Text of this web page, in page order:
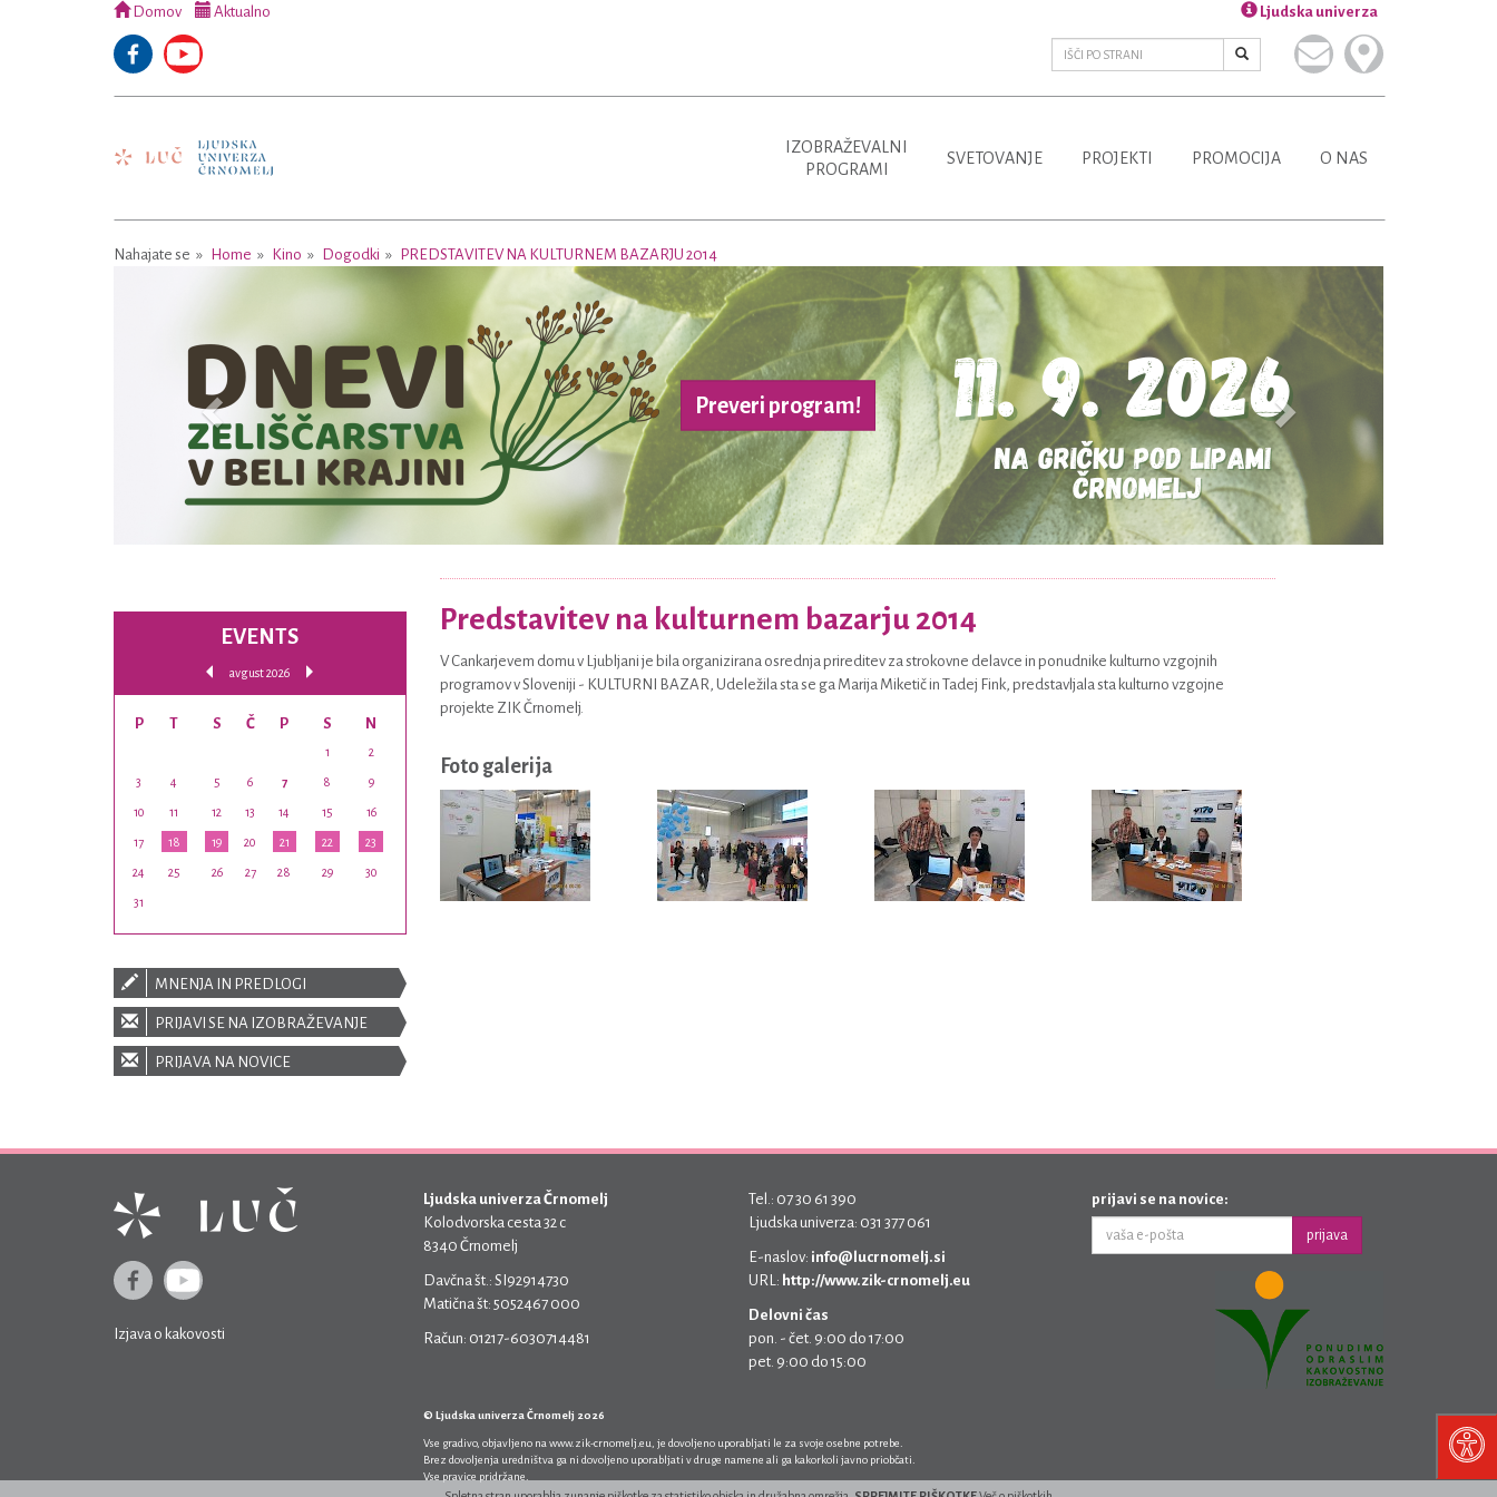
Domov Aktualno Ljudska univerza
IZOBRAŽEVALNI
PROGRAMI
SVETOVANJE PROJEKTI PROMOCIJA O NAS
Nahajate se Home Kino Dogodki PREDSTAVITEV NA KULTURNEM BAZARJU 2014
Preveri program!
Predstavitev na kulturnem bazarju 2014
V Cankarjevem domu v Ljubljani je bila organizirana osrednja prireditev za strokovne delavce in ponudnike kulturno vzgojnih
programov v Sloveniji - KULTURNI BAZAR, Udeležila sta se ga Marija Miketič in Tadej Fink, predstavljala sta kulturno vzgojne
projekte ZIK Črnomelj.
Foto galerija
EVENTS
avgust 2026
P T S Č P S N
1 2
3 4 5 6 7 8 9
10 11 12 13 14 15 16
17 18 19 20 21 22 23
24 25 26 27 28 29 30
31
MNENJA IN PREDLOGI
PRIJAVI SE NA IZOBRAŽEVANJE
PRIJAVA NA NOVICE
Izjava o kakovosti
Ljudska univerza Črnomelj
Kolodvorska cesta 32 c
8340 Črnomelj
Davčna št.: SI92914730
Matična št: 5052467 000
Račun: 01217-6030714481
Tel.: 07 30 61 390
Ljudska univerza: 031 377 061
E-naslov: info@lucrnomelj.si
URL: http://www.zik-crnomelj.eu
Delovni čas
pon. - čet. 9:00 do 17:00
pet. 9:00 do 15:00
© Ljudska univerza Črnomelj 2026
Vse gradivo, objavljeno na www.zik-crnomelj.eu , je dovoljeno uporabljati le za svoje osebne potrebe.
Brez dovoljenja uredništva ga ni dovoljeno uporabljati v druge namene ali ga kakorkoli javno priobčati.
Vse pravice pridržane.
prijavi se na novice:
prijava